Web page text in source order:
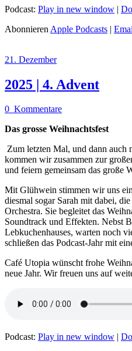
Podcast: Play in new window |
Abonnieren Apple Podcasts |
21. Dezember
2025 | 4. Advent
0 Kommentare
Das grosse Weihnachtsfest
Zum letzten Mal, und dann auch
kommen wir zusammen zur
und feiern gemeinsam das große
Mit Glühwein stimmen wir uns
diesmal sogar Sarah mit dabei,
Orchestra. Sie begleitet das
Soundtrack und Effekten. Nebst
Lebkuchenhauses, warten noch
schließen das Podcast-Jahr mit
Café Utopia wünscht frohe
neue Jahr. Wir freuen uns auf
Podcast: Play in new window